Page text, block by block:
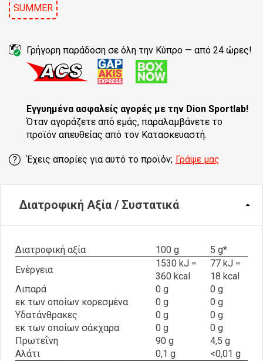
SUMMER
Γρήγορη παράδοση σε όλη την Κύπρο — από 24 ώρες!
Εγγυημένα ασφαλείς αγορές με την Dion Sportlab!
Όταν αγοράζετε από εμάς, παραλαμβάνετε το
προϊόν απευθείας από τον Κατασκευαστή.
Έχεις απορίες για αυτό το προϊόν; Γράψε μας
Διατροφική Αξία / Συστατικά
Διατροφική αξία 100 g
5 g*
Ενέργεια
1530 kJ =
360 kcal
77 kJ =
18 kcal
Λιπαρά
0 g
0 g
εκ των οποίων κορεσμένα
0 g
0 g
Υδατάνθρακες
0 g
0 g
εκ των οποίων σάκχαρα
0 g
0 g
Πρωτεΐνη
90 g
4,5 g
Αλάτι
0,1 g
<0,01 g